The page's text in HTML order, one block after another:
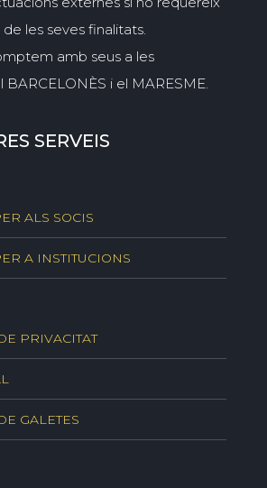
les seves finalitats.
amb seus a les
i el MARESME.
SERVEIS
ALS SOCIS
A INSTITUCIONS
PRIVACITAT
GALETES